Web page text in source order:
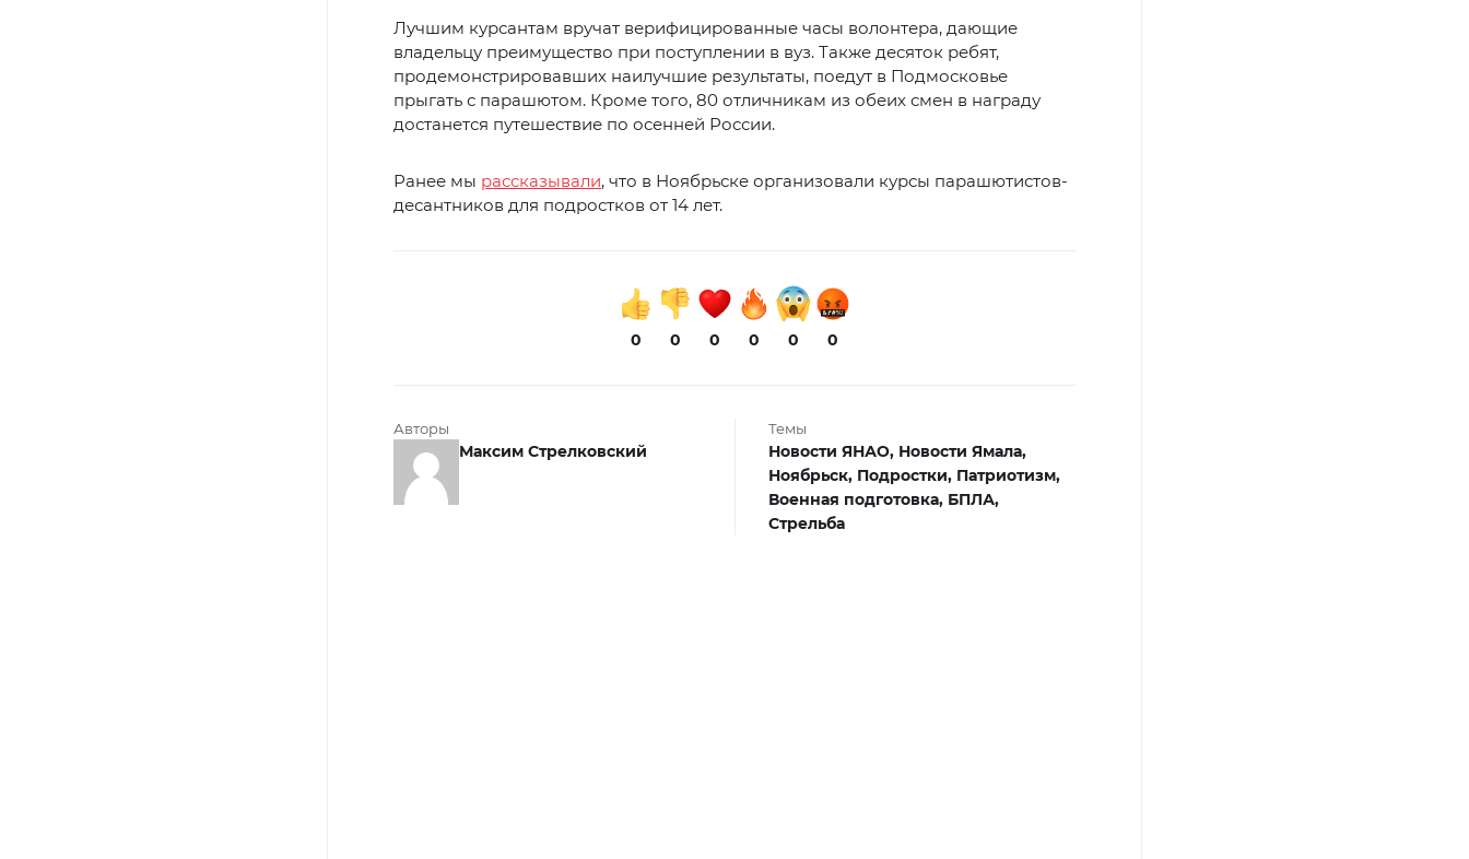
Лучшим курсантам вручат верифицированные часы волонтера, дающие
владельцу преимущество при поступлении в вуз. Также десяток ребят,
продемонстрировавших наилучшие результаты, поедут в Подмосковье
прыгать с парашютом. Кроме того, 80 отличникам из обеих смен в награду
достанется путешествие по осенней России.
Ранее мы рассказывали, что в Ноябрьске организовали курсы парашютистов-
десантников для подростков от 14 лет.
0 0 0 0 0 0
Авторы
Максим Стрелковский
Темы
Новости ЯНАО, Новости Ямала,
Ноябрьск, Подростки, Патриотизм,
Военная подготовка, БПЛА,
Стрельба